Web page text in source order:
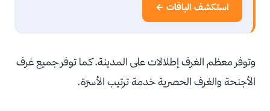
استكشف الباقات ←
وتوفر معظم الغرف إطلالات على المدينة، كما توفر جميع غرف
الأجنحة والغرف الحصرية خدمة ترتيب الأسرّة.